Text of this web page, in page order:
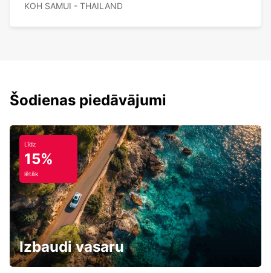
KOH SAMUI - THAILAND
Šodienas piedāvājumi
Līdz
15%
lētāk
Izbaudi vasaru